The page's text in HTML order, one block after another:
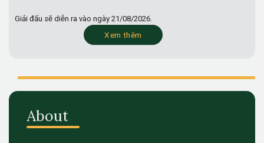
Giải đấu sẽ diễn ra vào ngày 21/08/2026.
Xem thêm
About